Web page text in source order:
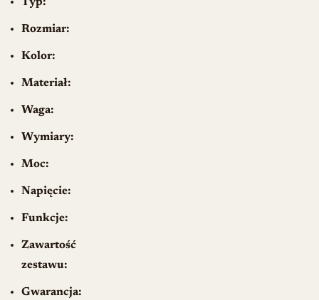
Rozmiar:
Kolor:
Materiał:
Waga:
Wymiary:
Moc:
Napięcie:
Funkcje:
Zawartość
zestawu:
Gwarancja: